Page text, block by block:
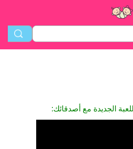
الجديدة مع أصدقائك: